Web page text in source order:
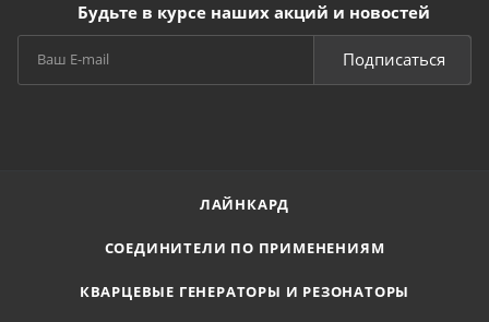
Будьте в курсе наших акций и новостей
Подписаться
ЛАЙНКАРД
СОЕДИНИТЕЛИ ПО ПРИМЕНЕНИЯМ
КВАРЦЕВЫЕ ГЕНЕРАТОРЫ И РЕЗОНАТОРЫ